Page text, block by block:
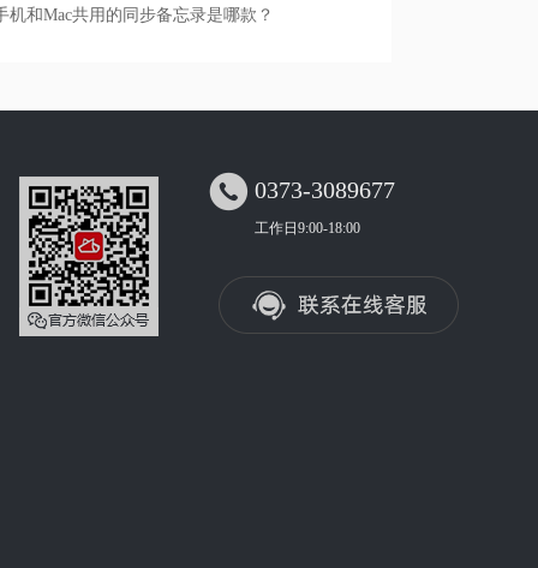
机和Mac共用的同步备忘录是哪款？
 0373-3089677
工作日9:00-18:00